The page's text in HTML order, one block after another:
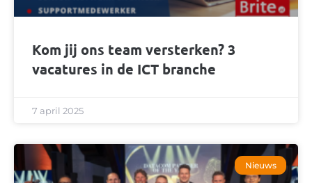
Kom jij ons team versterken? 3
vacatures in de ICT branche
7 april 2025
Nieuws